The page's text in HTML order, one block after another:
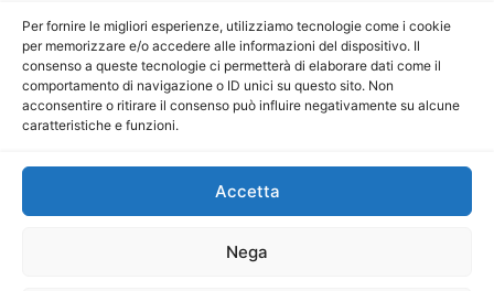
Per fornire le migliori esperienze, utilizziamo tecnologie come i cookie
per memorizzare e/o accedere alle informazioni del dispositivo. Il
consenso a queste tecnologie ci permetterà di elaborare dati come il
comportamento di navigazione o ID unici su questo sito. Non
acconsentire o ritirare il consenso può influire negativamente su alcune
caratteristiche e funzioni.
Accetta
Nega
Direttore Editoriale: Maurizio Scaglione
Direttore Responsabile: Maria Calabrese
P.IVA: 06334930820
Mercurio Comunicazione Società Cooperativa a r.l. è
iscritta al Registro degli Operatori di Comunicazione al